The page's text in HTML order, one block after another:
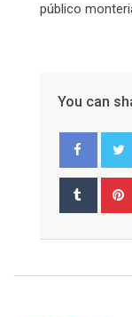
público
You can
Tumblr